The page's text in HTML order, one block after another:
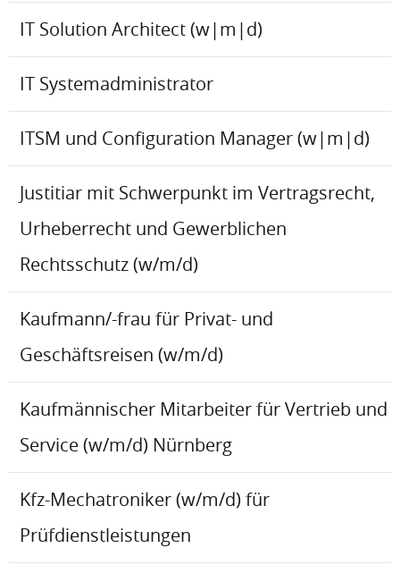
IT Solution Architect (w|m|d)
IT Systemadministrator
ITSM und Configuration Manager (w|m|d)
Justitiar mit Schwerpunkt im Vertragsrecht,
Urheberrecht und Gewerblichen
Rechtsschutz (w/m/d)
Kaufmann/-frau für Privat- und
Geschäftsreisen (w/m/d)
Kaufmännischer Mitarbeiter für Vertrieb und
Service (w/m/d) Nürnberg
Kfz-Mechatroniker (w/m/d) für
Prüfdienstleistungen